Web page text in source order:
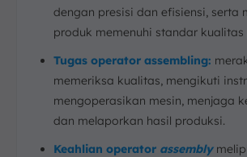
dengan presisi dan efisiensi, serta
produk memenuhi standar kualitas
Tugas operator assembling:
memeriksa kualitas, mengikuti
mengoperasikan mesin, menjaga
dan melaporkan hasil produksi.
Keahlian operator assembly